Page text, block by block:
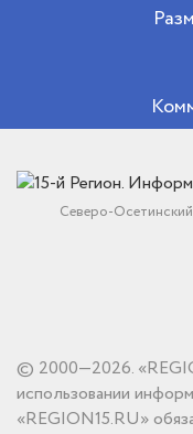
Северо-
© 2000—2026.
использовании
«REGION15.RU»